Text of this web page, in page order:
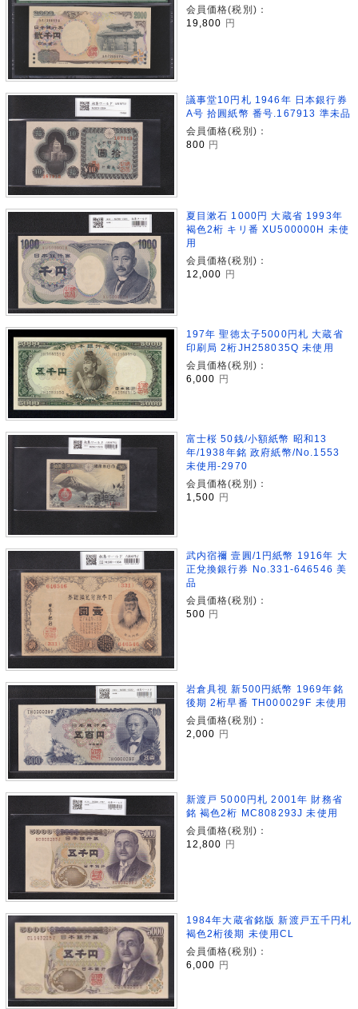
会員価格(税別)：
19,800
円
議事堂10円札 1946年 日本銀行券
A号 拾圓紙幣 番号.167913 準未品
会員価格(税別)：
800 円
夏目漱石 1000円 大蔵省 1993年
褐色2桁 キリ番 XU500000H 未使
用
会員価格(税別)：
12,000
円
197年 聖徳太子5000円札 大蔵省
印刷局 2桁JH258035Q 未使用
会員価格(税別)：
6,000 円
富士桜 50銭/小額紙幣 昭和13
年/1938年銘 政府紙幣/No.1553
未使用-2970
会員価格(税別)：
1,500
円
武内宿禰 壹圓/1円紙幣 1916年 大
正兌換銀行券 No.331-646546 美
品
会員価格(税別)：
500 円
岩倉具視 新500円紙幣 1969年銘
後期 2桁早番 TH000029F 未使用
会員価格(税別)：
2,000
円
新渡戸 5000円札 2001年 財務省
銘 褐色2桁 MC808293J 未使用
会員価格(税別)：
12,800
円
1984年大蔵省銘版 新渡戸五千円札
褐色2桁後期 未使用CL
会員価格(税別)：
6,000
円